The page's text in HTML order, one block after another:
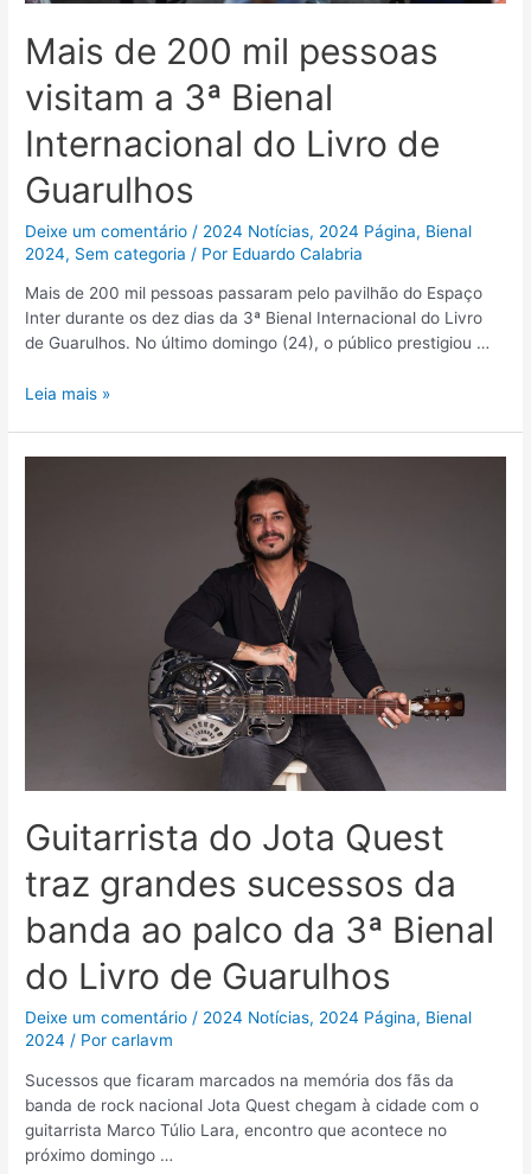
Mais de 200 mil pessoas
visitam a 3ª Bienal
Internacional do Livro de
Guarulhos
Deixe um comentário / 2024 Notícias, 2024 Página, Bienal
2024, Sem categoria / Por Eduardo Calabria
Mais de 200 mil pessoas passaram pelo pavilhão do Espaço
Inter durante os dez dias da 3ª Bienal Internacional do Livro
de Guarulhos. No último domingo (24), o público prestigiou …
Leia mais »
Guitarrista do Jota Quest
traz grandes sucessos da
banda ao palco da 3ª Bienal
do Livro de Guarulhos
Deixe um comentário / 2024 Notícias, 2024 Página, Bienal
2024 / Porcarlavm
Sucessos que ficaram marcados na memória dos fãs da
banda de rock nacional Jota Quest chegam à cidade com o
guitarrista Marco Túlio Lara, encontro que acontece no
próximo domingo …